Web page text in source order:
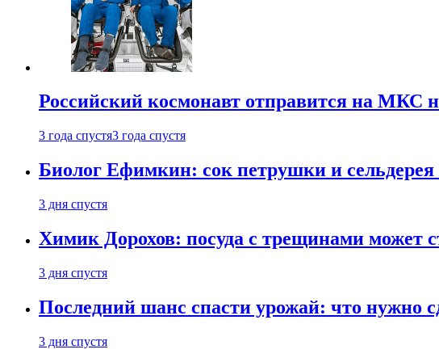
Российский космонавт отправится на МКС
3 года спустя3 года спустя
Биолог Ефимкин: сок петрушки и сельдерея
3 дня спустя
Химик Дорохов: посуда с трещинами может
3 дня спустя
Последний шанс спасти урожай: что нужно
3 дня спустя